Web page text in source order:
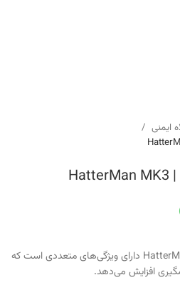
ایمنی
کلاه ایمنی MK3 هترمن HatterMan MK3 دارای ویژگی‌های متعددی است که
افزایش می‌دهد.